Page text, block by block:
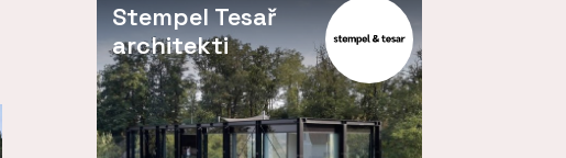
Stempel Tesař
architekti